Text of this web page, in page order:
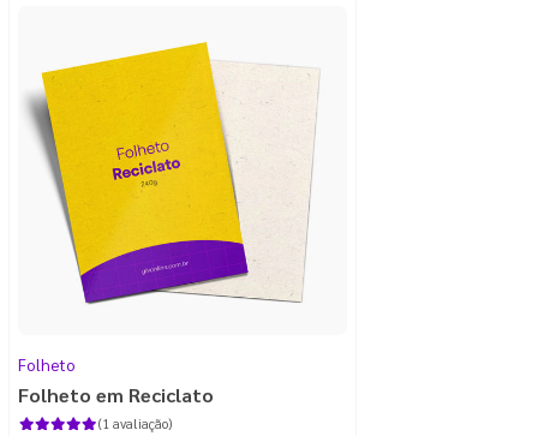
Folheto
Folheto em Reciclato
(1 avaliação)